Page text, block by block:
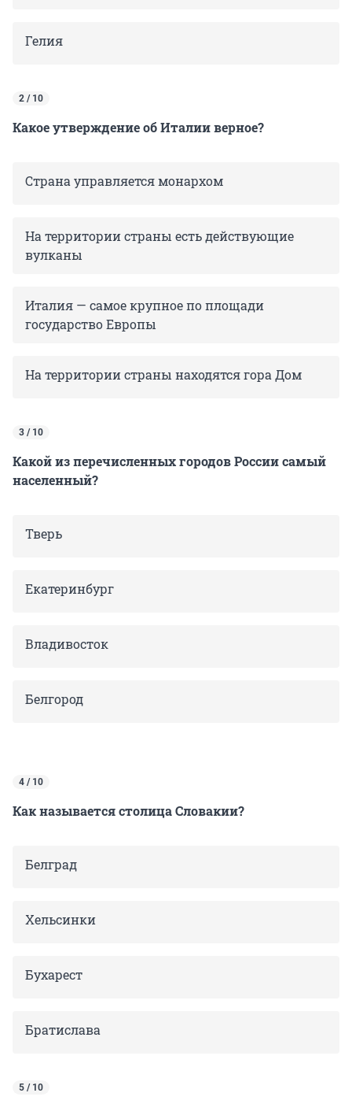
Гелия
2 / 10
Какое утверждение об Италии верное?
Страна управляется монархом
На территории страны есть действующие
вулканы
Италия — самое крупное по площади
государство Европы
На территории страны находятся гора Дом
3 / 10
Какой из перечисленных городов России самый
населенный?
Тверь
Екатеринбург
Владивосток
Белгород
4 / 10
Как называется столица Словакии?
Белград
Хельсинки
Бухарест
Братислава
5 / 10